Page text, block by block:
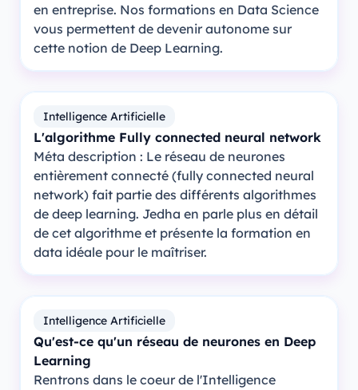
en entreprise. Nos formations en Data Science
vous permettent de devenir autonome sur
cette notion de Deep Learning.
Intelligence Artificielle
L'algorithme Fully connected neural network
Méta description : Le réseau de neurones
entièrement connecté (fully connected neural
network) fait partie des différents algorithmes
de deep learning. Jedha en parle plus en détail
de cet algorithme et présente la formation en
data idéale pour le maîtriser.
Intelligence Artificielle
Qu'est-ce qu'un réseau de neurones en Deep
Learning
Rentrons dans le coeur de l'Intelligence